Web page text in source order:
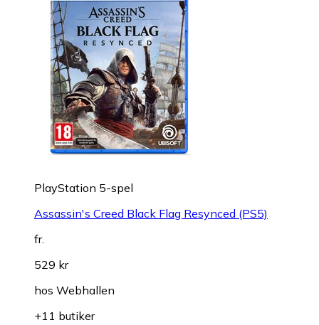
PlayStation 5-spel
Assassin's Creed Black Flag Resynced (PS5)
fr.
529 kr
hos Webhallen
+11 butiker